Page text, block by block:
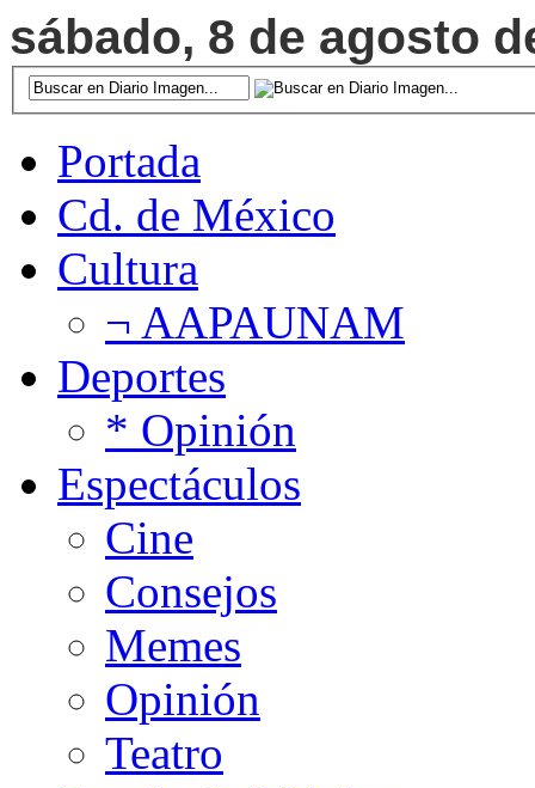
sábado, 8 de agosto
Portada
Cd. de México
Cultura
¬ AAPAUNAM
Deportes
* Opinión
Espectáculos
Cine
Consejos
Memes
Opinión
Teatro